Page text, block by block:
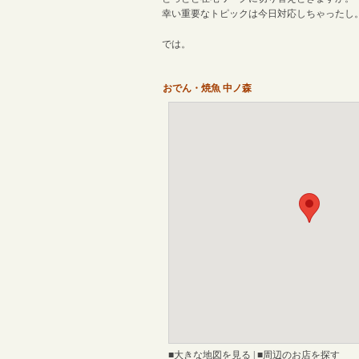
幸い重要なトピックは今日対応しちゃったし
では。
おでん・焼魚 中ノ森